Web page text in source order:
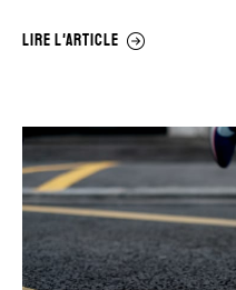
LIRE L'ARTICLE